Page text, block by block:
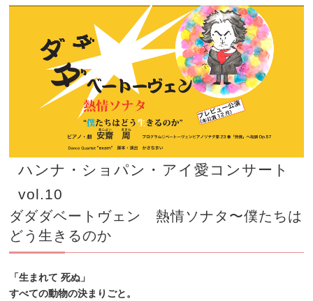
ハンナ・ショパン・アイ愛コンサート
vol.10
ダダダベートヴェン 熱情ソナタ〜僕たちは
どう生きるのか
「生まれて 死ぬ」
すべての動物の決まりごと。